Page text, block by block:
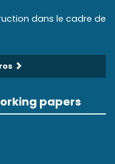
dans le cadre de
papers